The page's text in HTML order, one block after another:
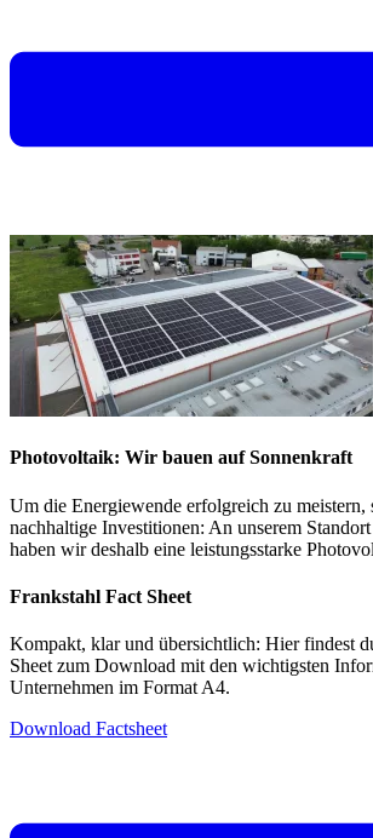
Photovoltaik: Wir bauen auf Sonnenkraft
Um die Energiewende erfolgreich zu meistern,
nachhaltige Investitionen: An unserem
haben wir deshalb eine leistungsstarke
Frankstahl Fact Sheet
Kompakt, klar und übersichtlich: Hier findest
Sheet zum Download mit den wichtigsten
Unternehmen im Format A4.
Download Factsheet